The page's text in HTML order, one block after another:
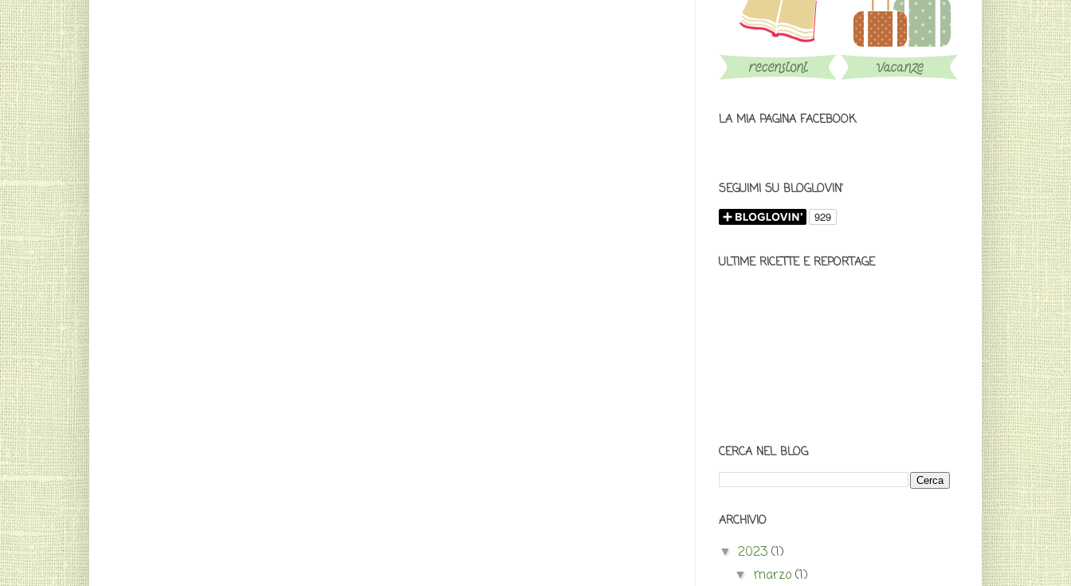
LA MIA PAGINA FACEBOOK
SEGUIMI SU BLOGLOVIN'
ULTIME RICETTE E REPORTAGE
CERCA NEL BLOG
ARCHIVIO
▼ 2023 (1)
▼ marzo(1)